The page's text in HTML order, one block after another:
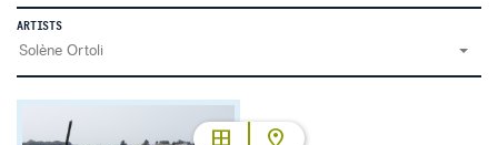
ARTISTS
Solène Ortoli